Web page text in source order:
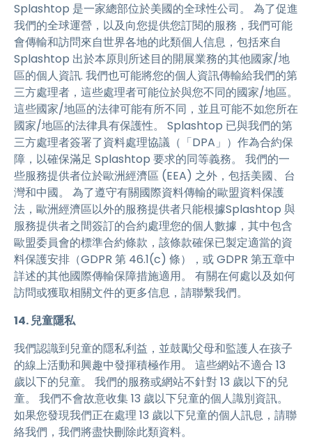
Splashtop 是一家總部位於美國的全球性公司。 為了促進
我們的全球運營，以及向您提供您訂閱的服務，我們可能
會傳輸和訪問來自世界各地的此類個人信息，包括來自
Splashtop 出於本原則所述目的開展業務的其他國家/地
區的個人資訊. 我們也可能將您的個人資訊傳輸給我們的第
三方處理者，這些處理者可能位於與您不同的國家/地區。
這些國家/地區的法律可能有所不同，並且可能不如您所在
國家/地區的法律具有保護性。 Splashtop 已與我們的第
三方處理者簽署了資料處理協議（「DPA」）作為合約保
障，以確保滿足 Splashtop 要求的同等義務。 我們的一
些服務提供者位於歐洲經濟區 (EEA) 之外，包括美國、台
灣和中國。 為了遵守有關國際資料傳輸的歐盟資料保護
法，歐洲經濟區以外的服務提供者只能根據Splashtop 與
服務提供者之間簽訂的合約處理您的個人數據，其中包含
歐盟委員會的標準合約條款，該條款確保已製定適當的資
料保護安排（GDPR 第 46.1(c) 條），或 GDPR 第五章中
詳述的其他國際傳輸保障措施適用。 有關在何處以及如何
訪問或獲取相關文件的更多信息，請聯繫我們。
14. 兒童隱私
我們認識到兒童的隱私利益，並鼓勵父母和監護人在孩子
的線上活動和興趣中發揮積極作用。 這些網站不適合 13
歲以下的兒童。 我們的服務或網站不針對 13 歲以下的兒
童。 我們不會故意收集 13 歲以下兒童的個人識別資訊。
如果您發現我們正在處理 13 歲以下兒童的個人訊息，請聯
絡我們，我們將盡快刪除此類資料。